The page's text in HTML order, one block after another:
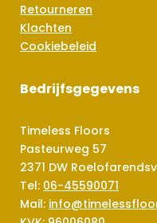
Retourneren
Klachten
Cookiebeleid
Bedrijfsgegevens
Timeless Floors
Pasteurweg 57
2371 DW
Tel: 06-45590071
Mail: